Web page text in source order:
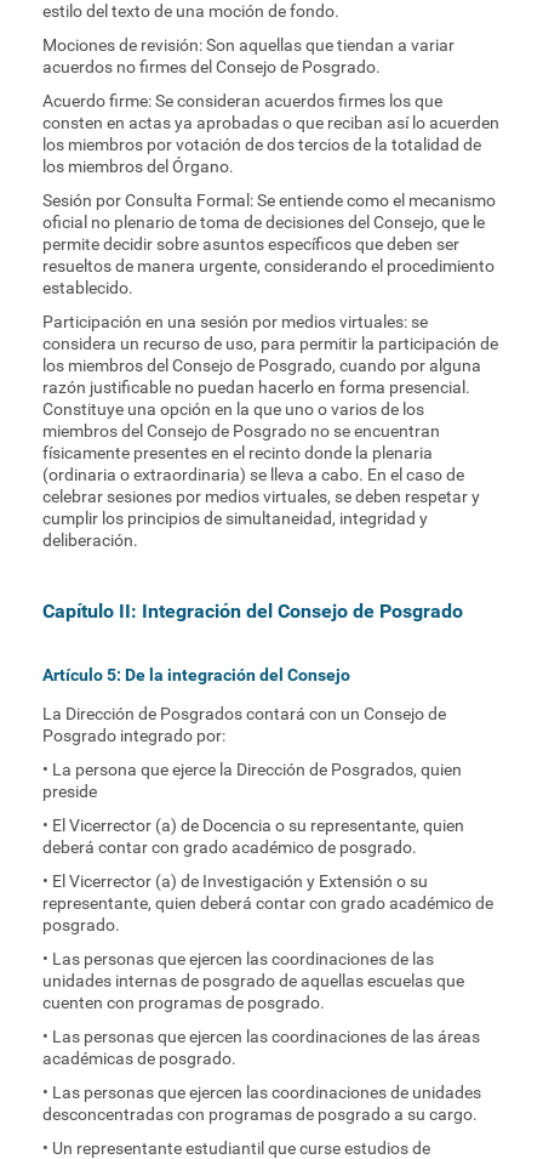
estilo del texto de una moción de fondo.
Mociones de revisión: Son aquellas que tiendan a variar
acuerdos no firmes del Consejo de Posgrado.
Acuerdo firme: Se consideran acuerdos firmes los que
consten en actas ya aprobadas o que reciban así lo acuerden
los miembros por votación de dos tercios de la totalidad de
los miembros del Órgano.
Sesión por Consulta Formal: Se entiende como el mecanismo
oficial no plenario de toma de decisiones del Consejo, que le
permite decidir sobre asuntos específicos que deben ser
resueltos de manera urgente, considerando el procedimiento
establecido.
Participación en una sesión por medios virtuales: se
considera un recurso de uso, para permitir la participación de
los miembros del Consejo de Posgrado, cuando por alguna
razón justificable no puedan hacerlo en forma presencial.
Constituye una opción en la que uno o varios de los
miembros del Consejo de Posgrado no se encuentran
físicamente presentes en el recinto donde la plenaria
(ordinaria o extraordinaria) se lleva a cabo. En el caso de
celebrar sesiones por medios virtuales, se deben respetar y
cumplir los principios de simultaneidad, integridad y
deliberación.
Capítulo II: Integración del Consejo de Posgrado
Artículo 5: De la integración del Consejo
La Dirección de Posgrados contará con un Consejo de
Posgrado integrado por:
• La persona que ejerce la Dirección de Posgrados, quien
preside
• El Vicerrector (a) de Docencia o su representante, quien
deberá contar con grado académico de posgrado.
• El Vicerrector (a) de Investigación y Extensión o su
representante, quien deberá contar con grado académico de
posgrado.
• Las personas que ejercen las coordinaciones de las
unidades internas de posgrado de aquellas escuelas que
cuenten con programas de posgrado.
• Las personas que ejercen las coordinaciones de las áreas
académicas de posgrado.
• Las personas que ejercen las coordinaciones de unidades
desconcentradas con programas de posgrado a su cargo.
• Un representante estudiantil que curse estudios de